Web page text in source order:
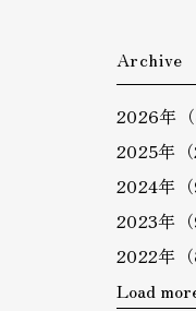
Archive
2026年（
2025年（
2024年（
2023年（
2022年（
Load